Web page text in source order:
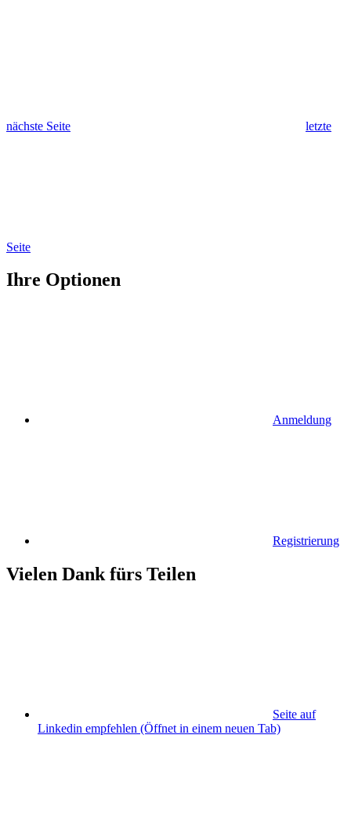
nächste Seite letzte
Seite
Ihre Optionen
Anmeldung
Registrierung
Vielen Dank fürs Teilen
Seite auf
Linkedin empfehlen (Öffnet in einem neuen Tab)